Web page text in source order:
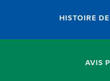
HISTOIRE
AVIS